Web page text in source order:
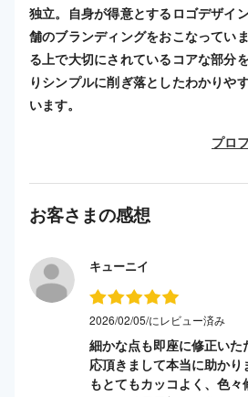
独立。自身が得意とするロゴデザイ
舗のブランディングをおこなってい
る上で大切にされているコアな部分
りシンプルに削ぎ落としたわかりや
います。
プロ
お客さまの感想
キューニイ
2026/02/05/にレビュー済み
細かな点も即座に修正い
応頂きまして本当に助か
もとてもカッコよく、色